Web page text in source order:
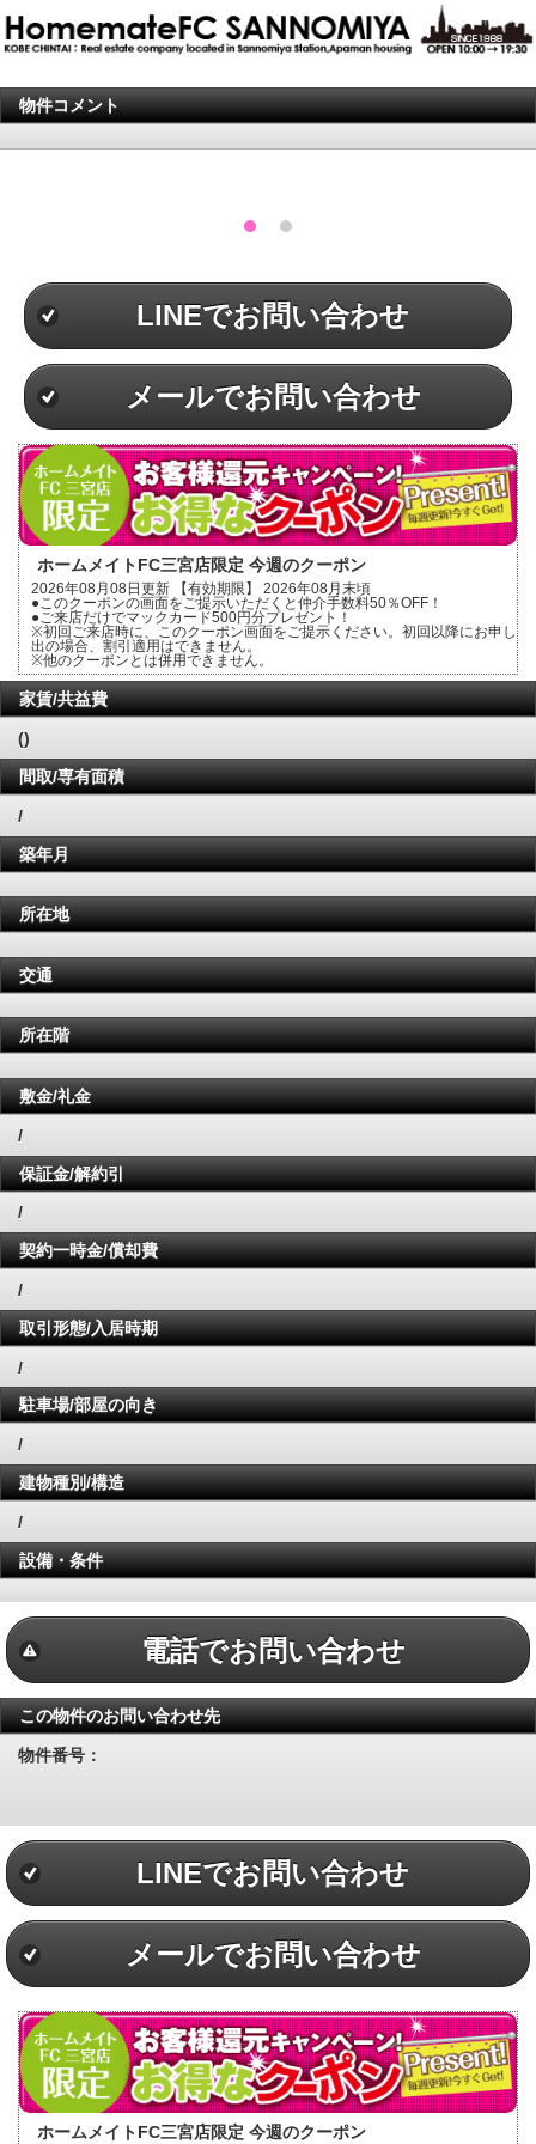
物件コメント
LINEでお問い合わせ
メールでお問い合わせ
ホームメイトFC三宮店限定 今週のクーポン
2026年08月08日更新 【有効期限】 2026年08月末頃
●このクーポンの画面をご提示いただくと仲介手数料50％OFF！
●ご来店だけでマックカード500円分プレゼント！
※初回ご来店時に、このクーポン画面をご提示ください。初回以降にお申し
出の場合、割引適用はできません。
※他のクーポンとは併用できません。
家賃/共益費
()
間取/専有面積
/
築年月
所在地
交通
所在階
敷金/礼金
/
保証金/解約引
/
契約一時金/償却費
/
取引形態/入居時期
/
駐車場/部屋の向き
/
建物種別/構造
/
設備・条件
電話でお問い合わせ
この物件のお問い合わせ先
物件番号：
LINEでお問い合わせ
メールでお問い合わせ
ホームメイトFC三宮店限定 今週のクーポン